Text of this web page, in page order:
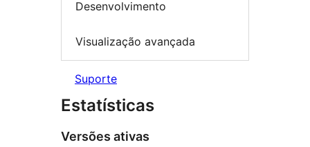
Desenvolvimento
Visualização avançada
Suporte
Estatísticas
Versões ativas